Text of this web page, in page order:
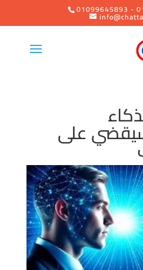
01099645893 -
الذكاء
على